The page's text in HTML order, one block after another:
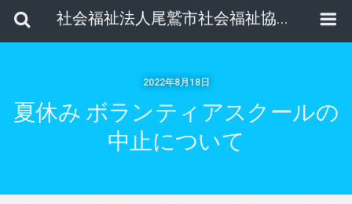
社会福祉法人尾鷲市社会福祉協議会
2022年8月18日
夏休み ボランティアスクールの
中止について